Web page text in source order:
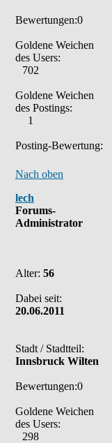
Bewertungen:0
Goldene Weichen
des Users:
702
Goldene Weichen
des Postings:
1
Posting-Bewertung:
Nach oben
lech
Forums-
Administrator
Alter: 56
Dabei seit:
20.06.2011
Stadt / Stadtteil:
Innsbruck Wilten
Bewertungen:0
Goldene Weichen
des Users:
298